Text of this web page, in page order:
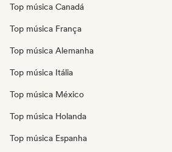
Top música Canadá
Top música França
Top música Alemanha
Top música Itália
Top música México
Top música Holanda
Top música Espanha